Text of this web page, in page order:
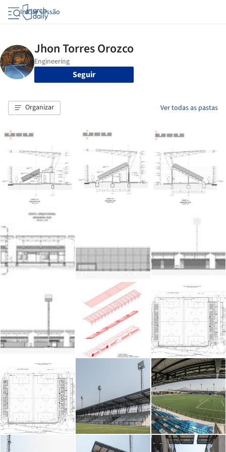
Iniciar sessão
Seguir
Organizar Ver todas as pastas